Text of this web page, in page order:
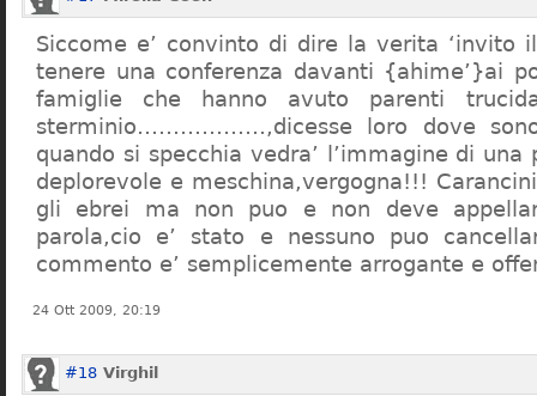
Siccome e’ convinto di dire la verita ‘invito
tenere una conferenza davanti {ahime’}ai
famiglie che hanno avuto parenti
sterminio………………,dicesse loro dove
quando si specchia vedra’ l’immagine di una
deplorevole e meschina,vergogna!!!
gli ebrei ma non puo e non deve
parola,cio e’ stato e nessuno puo
commento e’ semplicemente arrogante e
24 Ott 2009, 20:19
#18 Virghil